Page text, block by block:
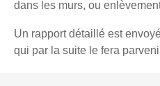
dans les murs, ou
Un rapport détaillé est
qui par la suite le fera